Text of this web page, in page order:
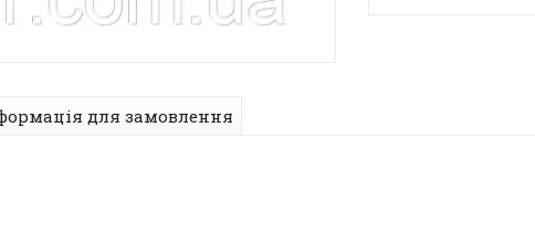
для замовлення